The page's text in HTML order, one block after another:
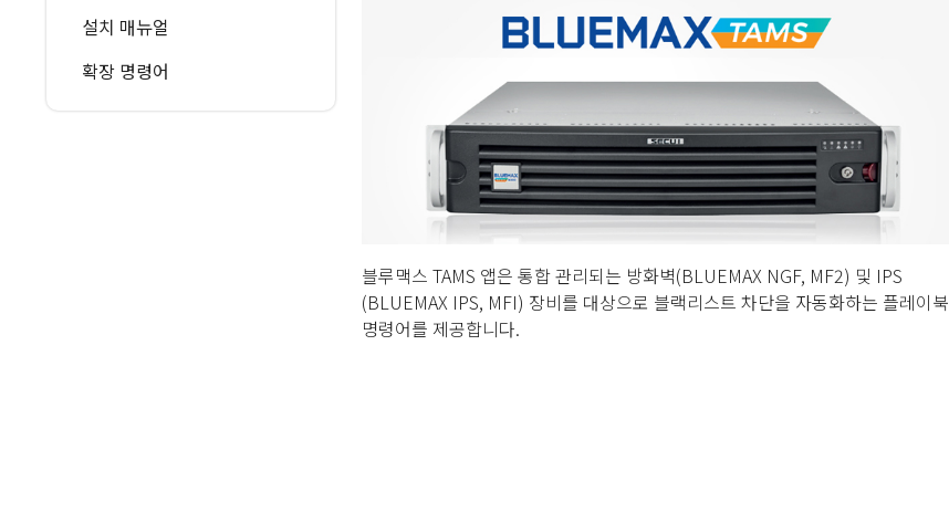
설치 매뉴얼
확장 명령어
블루맥스 TAMS 앱은 통합 관리되는 방화벽(BLUEMAX NGF, MF2) 및 IPS
(BLUEMAX IPS, MFI) 장비를 대상으로 블랙리스트 차단을 자동화하는 플레이북
명령어를 제공합니다.